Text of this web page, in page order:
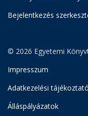
Bejelentkezés
© 2026 Egyetemi
Impresszum
Adatkezelési
Álláspályázatok